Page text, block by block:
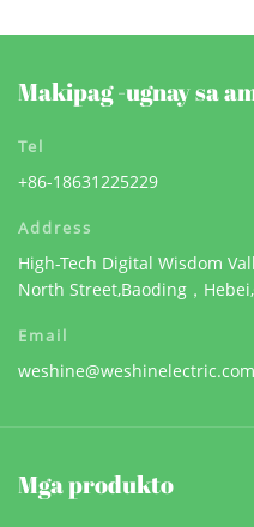
Makipag -ugnay sa
Tel
+86-18631225229
Address
High-Tech Digital Wisdom
North Street,Baoding，
Email
weshine@weshinelectric.com
Mga produkto